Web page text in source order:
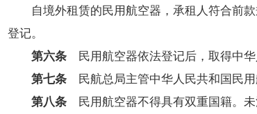
自境外租赁的民用航空器，承租人符合前款
登记。
第六条民用航空器依法登记后，取得中华
第七条民航总局主管中华人民共和国民用
第八条民用航空器不得具有双重国籍。未